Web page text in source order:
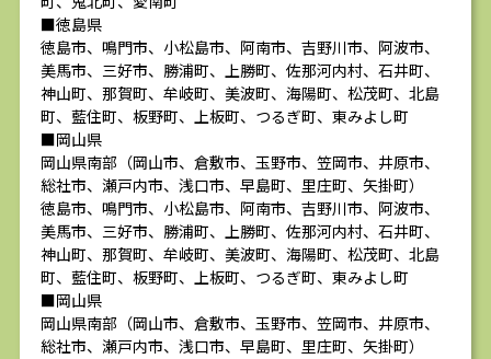
■徳島県
徳島市、鳴門市、小松島市、阿南市、吉野川市、阿波市、
美馬市、三好市、勝浦町、上勝町、佐那河内村、石井町、
神山町、那賀町、牟岐町、美波町、海陽町、松茂町、北島
町、藍住町、板野町、上板町、つるぎ町、東みよし町
■岡山県
岡山県南部（岡山市、倉敷市、玉野市、笠岡市、井原市、
総社市、瀬戸内市、浅口市、早島町、里庄町、矢掛町）
徳島市、鳴門市、小松島市、阿南市、吉野川市、阿波市、
美馬市、三好市、勝浦町、上勝町、佐那河内村、石井町、
神山町、那賀町、牟岐町、美波町、海陽町、松茂町、北島
町、藍住町、板野町、上板町、つるぎ町、東みよし町
■岡山県
岡山県南部（岡山市、倉敷市、玉野市、笠岡市、井原市、
総社市、瀬戸内市、浅口市、早島町、里庄町、矢掛町）